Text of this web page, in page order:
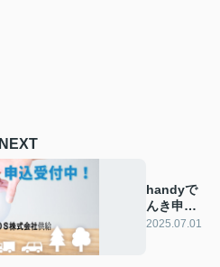
NEXT
handyで
んき申込
受付中
2025.07.01